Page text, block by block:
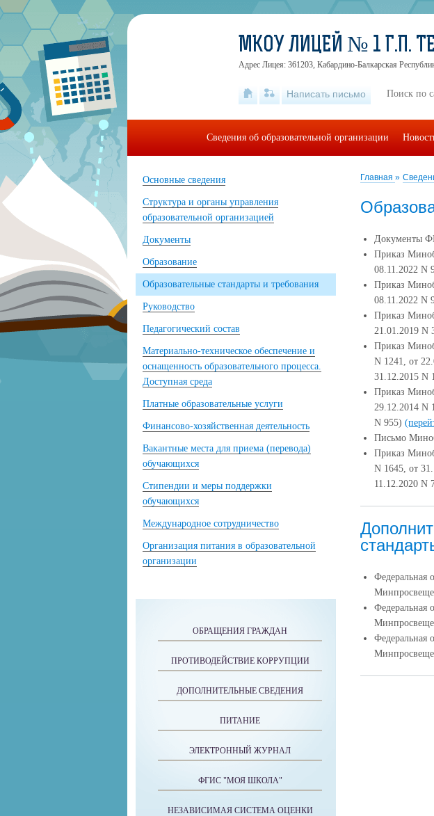
Главная »
Документы
Приказ
08.11.2022 N
Приказ
08.11.2022 N
Приказ
21.01.2019 N
Приказ
N 1241, от
31.12.2015 N
Приказ
29.12.2014 N
N 955)
Письмо
Приказ
N 1645, от
11.12.2020 N
Федеральная
Федеральная
Федеральная
Основные сведения
Структура и органы управления
образовательной организацией
Документы
Образование
Образовательные стандарты и требования
Руководство
Педагогический состав
Материально-техническое обеспечение и
оснащенность образовательного процесса.
Доступная среда
Платные образовательные услуги
Финансово-хозяйственная деятельность
Вакантные места для приема (перевода)
обучающихся
Стипендии и меры поддержки
обучающихся
Международное сотрудничество
Организация питания в образовательной
организации
ОБРАЩЕНИЯ ГРАЖДАН
ПРОТИВОДЕЙСТВИЕ КОРРУПЦИИ
ДОПОЛНИТЕЛЬНЫЕ СВЕДЕНИЯ
ПИТАНИЕ
ЭЛЕКТРОННЫЙ ЖУРНАЛ
ФГИС "МОЯ ШКОЛА"
НЕЗАВИСИМАЯ СИСТЕМА ОЦЕНКИ
МКОУ ЛИЦЕЙ № 1 Г.П.
Адрес Лицея: 361203, Кабардино-Балкарская
Написать письмо
Сведения об образовательной организации